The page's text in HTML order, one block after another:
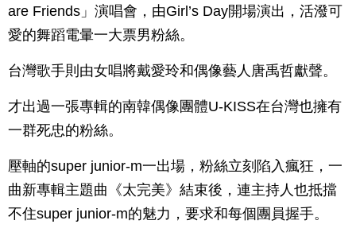
are Friends」演唱會，由Girl’s Day開場演出，活潑可
愛的舞蹈電暈一大票男粉絲。
台灣歌手則由女唱將戴愛玲和偶像藝人唐禹哲獻聲。
才出過一張專輯的南韓偶像團體U-KISS在台灣也擁有
一群死忠的粉絲。
壓軸的super junior-m一出場，粉絲立刻陷入瘋狂，一
曲新專輯主題曲《太完美》結束後，連主持人也抵擋
不住super junior-m的魅力，要求和每個團員握手。